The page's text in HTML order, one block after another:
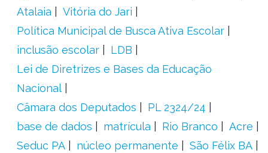
Atalaia
Vitória do Jari
Política Municipal de Busca Ativa Escolar
inclusão escolar
LDB
Lei de Diretrizes e Bases da Educação
Nacional
Câmara dos Deputados
PL 2324/24
base de dados
matrícula Rio Branco
Acre
Seduc PA
núcleo permanente
São Félix BA